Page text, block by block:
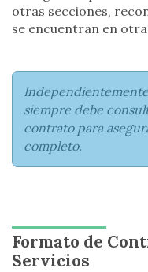
otras secciones,
se encuentran en
siempre debe
contrato para
completo.
Formato de
Servicios